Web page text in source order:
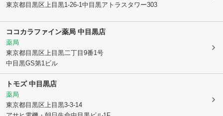
東京都目黒区 上目黒1-26-1中目黒アトラスタワー303
ココカラファイン薬局 中目黒店
薬局
東京都目黒区 上目黒二丁目9番1号
中目黒GS第1ビル
トモズ 中目黒店
薬局
東京都目黒区 上目黒3-3-14